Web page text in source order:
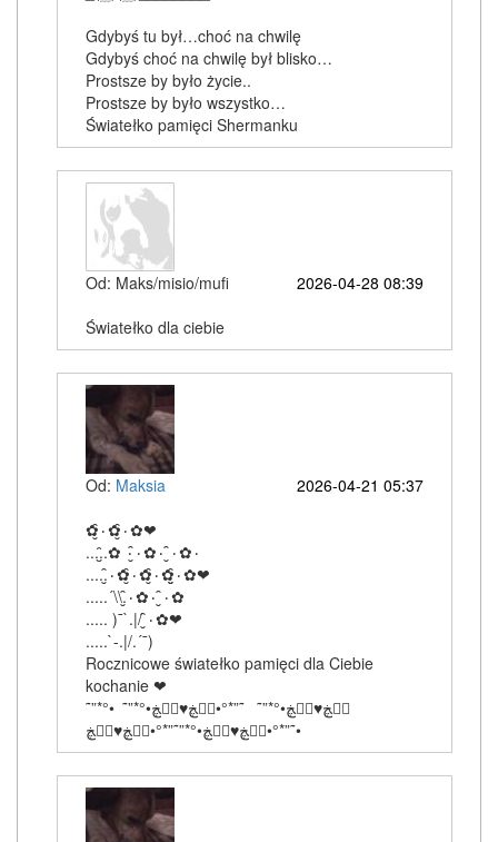
Gdybyś tu był…choć na chwilę
Gdybyś choć na chwilę był blisko…
Prostsze by było życie..
Prostsze by było wszystko…
Światełko pamięci Shermanku
Od: Maks/misio/mufi
2026-04-28 08:39
Światełko dla ciebie
Od: Maksia
2026-04-21 05:37
✿۰̮̑✿۰̮̑✿❤
.....̮̑✿ ۰۰̮̑✿۰ ۰̮̑✿۰
.....۰̮̑✿۰̮̑✿۰̮̑✿۰̮̮̑✿❤
.....´\\.۰̮̑✿۰ ۰̮̑✿
..... )¯`.|/ ۰̮̑✿❤
.....`-.|/.´¯)
Rocznicowe światełko pamięci dla Ciebie
kochanie ❤
˜”*°•ڰۣڿ♥ڰۣڿ•°*”˜ ˜”*°•ڰۣڿ♥ڰۣڿ•°*”˜
˜”*°•ڰۣڿ♥ڰۣڿ•°*”˜”*°•ڰۣڿ♥ڰۣڿ•